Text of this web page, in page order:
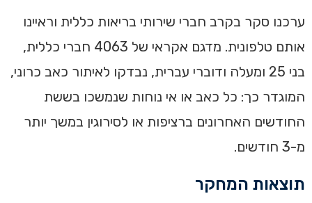
‏ערכנו סקר בקרב חברי שירותי בריאות כללית וראיינו
אותם טלפונית. מדגם אקראי של 4063 חברי כללית,
בני 25 ומעלה ודוברי עברית, נבדקו לאיתור כאב כרוני,
המוגדר כך: כל כאב או אי נוחות שנמשכו בששת
החודשים האחרונים ברציפות או לסירוגין במשך יותר
מ-3 חודשים.‏
‏תוצאות המחקר